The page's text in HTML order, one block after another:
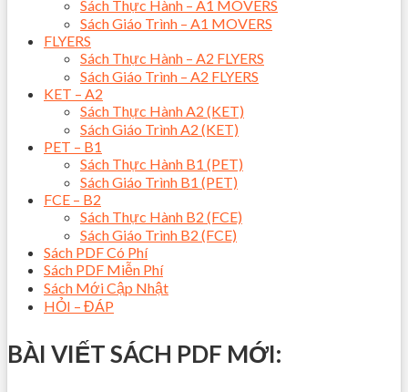
Sách Thực Hành – A1 MOVERS
Sách Giáo Trình – A1 MOVERS
FLYERS
Sách Thực Hành – A2 FLYERS
Sách Giáo Trình – A2 FLYERS
KET – A2
Sách Thực Hành A2 (KET)
Sách Giáo Trình A2 (KET)
PET – B1
Sách Thực Hành B1 (PET)
Sách Giáo Trình B1 (PET)
FCE – B2
Sách Thực Hành B2 (FCE)
Sách Giáo Trình B2 (FCE)
Sách PDF Có Phí
Sách PDF Miễn Phí
Sách Mới Cập Nhật
HỎI – ĐÁP
BÀI VIẾT SÁCH PDF MỚI: